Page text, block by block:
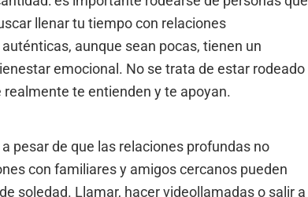
llenar tu tiempo con relaciones
aunque sean pocas, tienen un
emocional. No se trata de estar rodeado
te entienden y te apoyan.
pesar de que las relaciones profundas no
con familiares y amigos cercanos pueden
soledad. Llamar, hacer videollamadas o salir a